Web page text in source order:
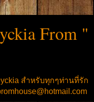
From "
สำหรับทุกๆท่านที่รัก